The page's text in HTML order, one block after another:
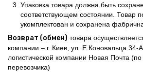
Упаковка товара должна быть
соответствующем состоянии. Товар
укомплектован и сохранена
Возврат (обмен) товара
компании – г. Киев, ул. Е.Коновальца
логистической компании Новая Почта
перевозчика)